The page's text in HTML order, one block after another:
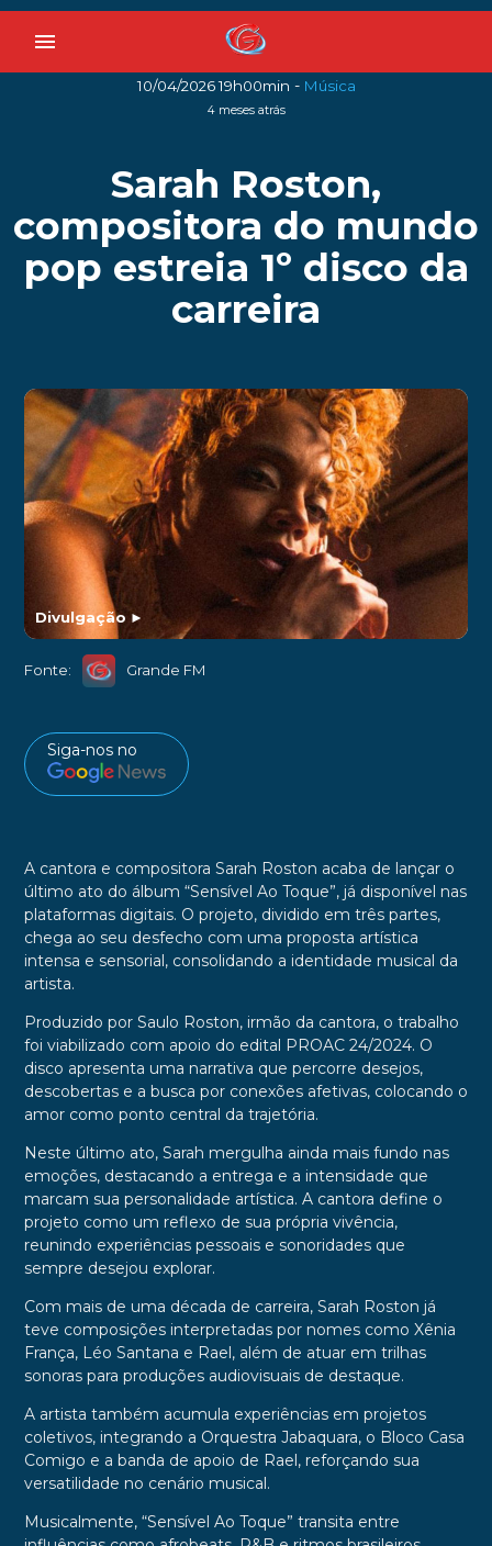
menu
10/04/2026 19h00min - Música
4 meses atrás
Sarah Roston,
compositora do mundo
pop estreia 1º disco da
carreira
Divulgação ►
Fonte: Grande FM
Siga-nos no
A cantora e compositora Sarah Roston acaba de lançar o
último ato do álbum “Sensível Ao Toque”, já disponível nas
plataformas digitais. O projeto, dividido em três partes,
chega ao seu desfecho com uma proposta artística
intensa e sensorial, consolidando a identidade musical da
artista.
Produzido por Saulo Roston, irmão da cantora, o trabalho
foi viabilizado com apoio do edital PROAC 24/2024. O
disco apresenta uma narrativa que percorre desejos,
descobertas e a busca por conexões afetivas, colocando o
amor como ponto central da trajetória.
Neste último ato, Sarah mergulha ainda mais fundo nas
emoções, destacando a entrega e a intensidade que
marcam sua personalidade artística. A cantora define o
projeto como um reflexo de sua própria vivência,
reunindo experiências pessoais e sonoridades que
sempre desejou explorar.
Com mais de uma década de carreira, Sarah Roston já
teve composições interpretadas por nomes como Xênia
França, Léo Santana e Rael, além de atuar em trilhas
sonoras para produções audiovisuais de destaque.
A artista também acumula experiências em projetos
coletivos, integrando a Orquestra Jabaquara, o Bloco Casa
Comigo e a banda de apoio de Rael, reforçando sua
versatilidade no cenário musical.
Musicalmente, “Sensível Ao Toque” transita entre